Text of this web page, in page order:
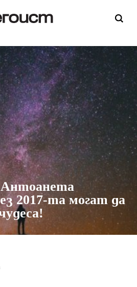
2017-та могат да